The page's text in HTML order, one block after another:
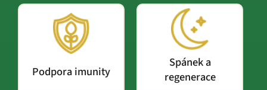
Podpora imunity
Spánek a
regenerace